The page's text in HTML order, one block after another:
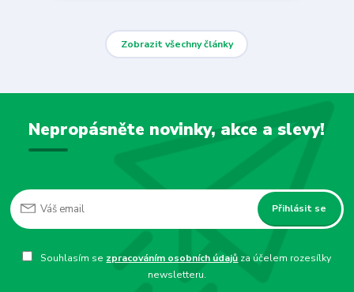
Zobrazit všechny články
Nepropásněte novinky, akce a slevy!
Přihlásit se
Souhlasím se zpracováním osobních údajů za účelem rozesílky
newsletteru.